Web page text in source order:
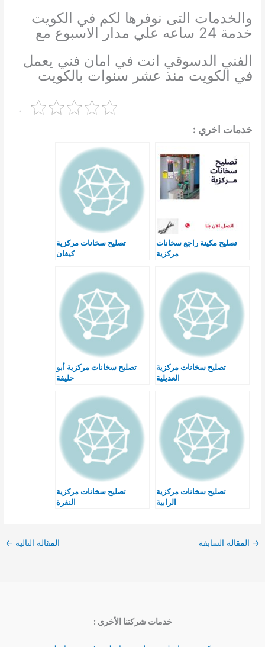
والخدمات التى نوفرها لكم في الكويت
خدمة 24 ساعه علي مدار الاسبوع مع
الفني الدسوقي انت في امان فني يعمل
في الكويت منذ عشر سنوات بالكويت
.
خدمات اخري :
تصليح مكينة راجع سخانات
مركزية
تصليح سخانات مركزية
كيفان
تصليح سخانات مركزية
العديلية
تصليح سخانات مركزية أبو
حليفة
تصليح سخانات مركزية
الرابية
تصليح سخانات مركزية
النقرة
→ المقالة السابقة المقالة التالية ←
خدمات شركتنا الأخري :